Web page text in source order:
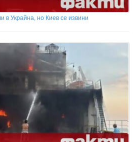
в Украйна, но Киев се извини